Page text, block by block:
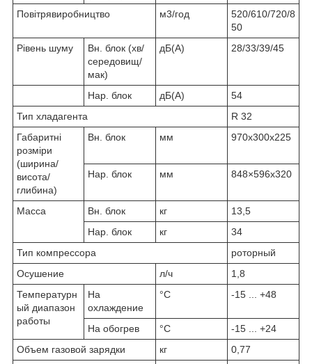
Повітрявиробництво м3/год
520/610/720/8
50
Рівень шуму
Вн. блок (хв/
середовищ/
мак)
дБ(А) 28/33/39/45
Нар. блок дБ(А)
54
Тип хладагента
R 32
Габаритні
розміри
(ширина/
висота/
глибина)
Вн. блок мм 970х300х225
Нар. блок мм 848×596х320
Масса Вн. блок кг
13,5
Нар. блок
кг
34
Тип компрессора
роторный
Осушение
л/ч
1,8
Температурн
ый диапазон
работы
На
охлаждение
°C -15 ... +48
На обогрев °C
-15 ... +24
Объем газовой зарядки
кг
0,77